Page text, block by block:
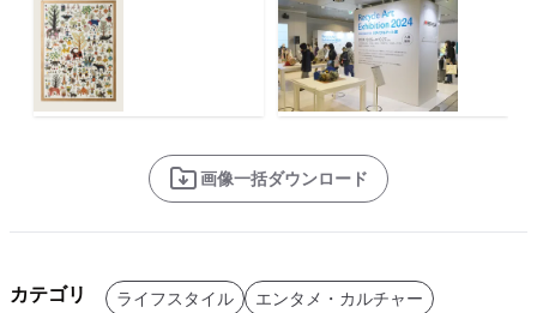
画像一括ダウンロード
カテゴリ ライフスタイル エンタメ・カルチャー